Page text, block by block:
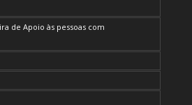
de Apoio às pessoas com